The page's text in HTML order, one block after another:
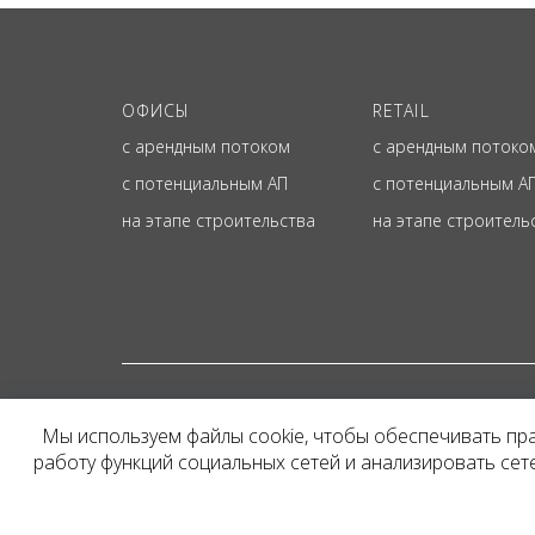
ОФИСЫ
с арендным потоком
с потенциальным АП
на этапе строительства
RETAIL
с арендным
с потенциальным
на этапе
Представленная на
и не является
Мы используем файлы cookie, чтобы обеспечивать
работу функций социальных сетей и анализировать